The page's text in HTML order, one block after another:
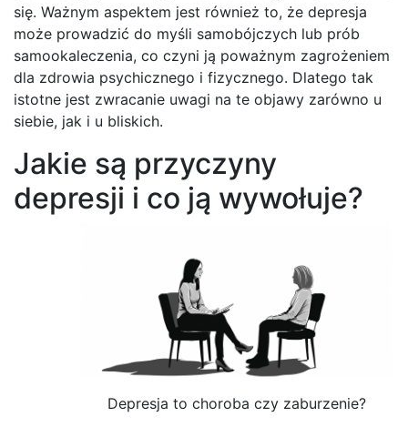
się. Ważnym aspektem jest również to, że depresja
może prowadzić do myśli samobójczych lub prób
samookaleczenia, co czyni ją poważnym zagrożeniem
dla zdrowia psychicznego i fizycznego. Dlatego tak
istotne jest zwracanie uwagi na te objawy zarówno u
siebie, jak i u bliskich.
Jakie są przyczyny
depresji i co ją wywołuje?
Depresja to choroba czy zaburzenie?